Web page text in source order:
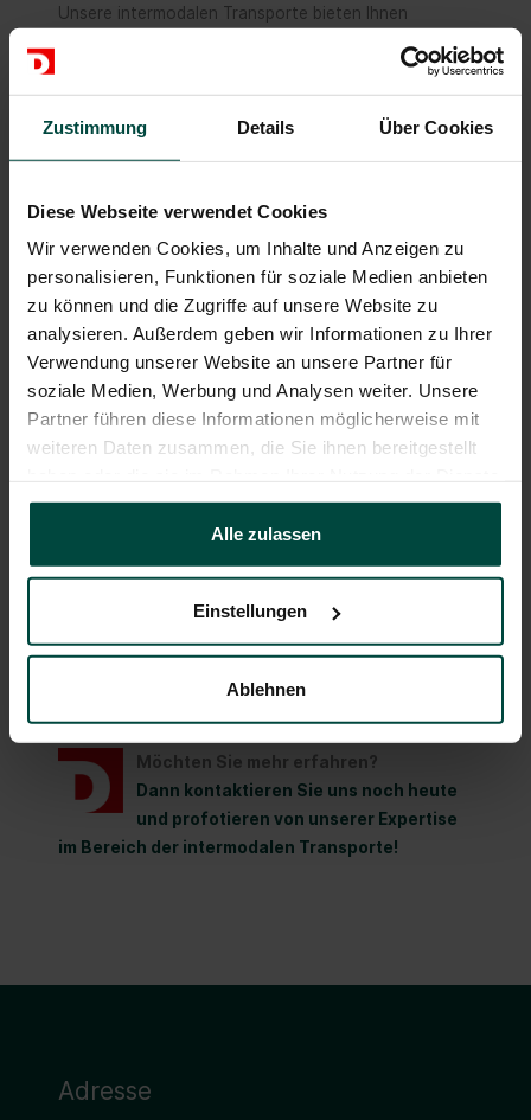
Zustimmung Details Über Cookies
Diese Webseite verwendet Cookies
Wir verwenden Cookies, um Inhalte und Anzeigen zu
personalisieren, Funktionen für soziale Medien anbieten
zu können und die Zugriffe auf unsere Website zu
analysieren. Außerdem geben wir Informationen zu Ihrer
Verwendung unserer Website an unsere Partner für
soziale Medien, Werbung und Analysen weiter. Unsere
Partner führen diese Informationen möglicherweise mit
weiteren Daten zusammen, die Sie ihnen bereitgestellt
gesammelt haben.
Alle zulassen
Einstellungen
Ablehnen
Unsere intermodalen Transporte bieten Ihnen
Umwelt, da sie zu einer Reduzierung der CO2-
Emissionen führen. Zum anderen sind sie oft schneller
und effizienter als reine Straßentransporte und
bieten somit eine zuverlässige und kosteneffiziente
zusammen, um eine optimale Transportlösung zu
entwickeln, die Ihren Anforderungen entspricht. Dabei
setzen wir auf modernste Technologien und eine
zuverlässige Transportüberwachung, um Ihnen eine
lückenlose Sendungsverfolgung und ein Höchstmaß
an Sicherheit zu garantieren.
Bei Duvenbeck stehen Sie als Kunde im Mittelpunkt.
Lösung für Ihre Transportanforderungen zu liefern.
Wir sind stolz darauf, Ihnen eine breite Palette von
Dienstleistungen anbieten zu können und freuen uns
Transportlösungen weiterzuhelfen.
Möchten Sie mehr erfahren?
Dann kontaktieren Sie uns noch heute
und profotieren von unserer Expertise
im Bereich der intermodalen Transporte!
Adresse